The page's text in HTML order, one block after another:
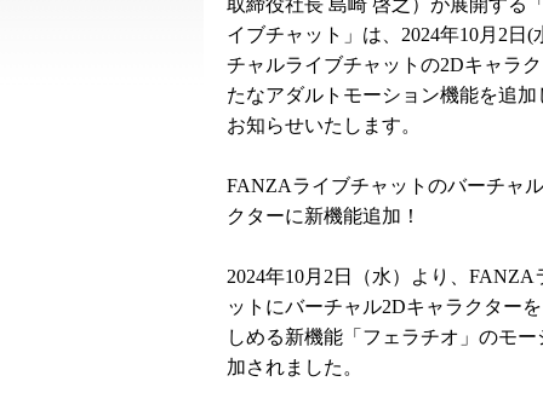
取締役社長 島崎 啓之）が展開する
イブチャット」は、2024年10月2日(
チャルライブチャットの2Dキャラ
たなアダルトモーション機能を追加
お知らせいたします。
FANZAライブチャットのバーチャ
クターに新機能追加！
2024年10月2日（水）より、FANZA
ットにバーチャル2Dキャラクター
しめる新機能「フェラチオ」のモ
加されました。